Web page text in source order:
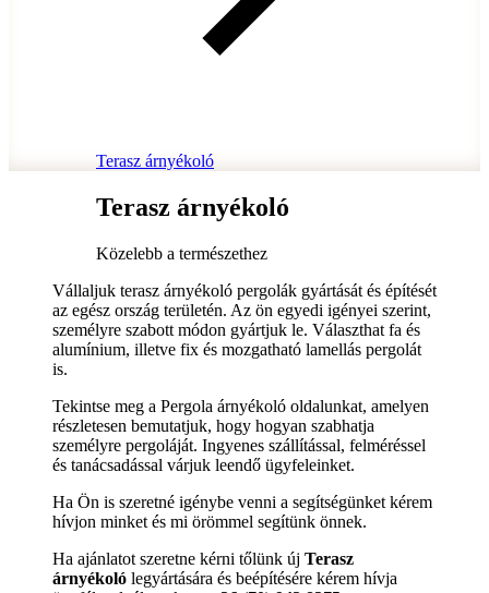
Terasz árnyékoló
Terasz árnyékoló
Közelebb a természethez
Vállaljuk terasz árnyékoló pergolák gyártását és építését
az egész ország területén. Az ön egyedi igényei szerint,
személyre szabott módon gyártjuk le. Választhat fa és
alumínium, illetve fix és mozgatható lamellás pergolát
is.
Tekintse meg a Pergola árnyékoló oldalunkat, amelyen
részletesen bemutatjuk, hogy hogyan szabhatja
személyre pergoláját. Ingyenes szállítással, felméréssel
és tanácsadással várjuk leendő ügyfeleinket.
Ha Ön is szeretné igénybe venni a segítségünket kérem
hívjon minket és mi örömmel segítünk önnek.
Ha ajánlatot szeretne kérni tőlünk új Terasz
árnyékoló legyártására és beépítésére kérem hívja